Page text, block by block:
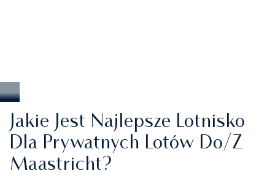
Jakie Jest Najlepsze Lotnisko
Dla Prywatnych Lotów Do/z
Maastricht?